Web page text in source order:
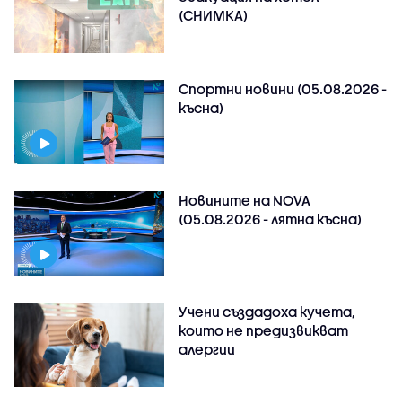
(СНИМКА)
Спортни новини (05.08.2026 -
късна)
Новините на NOVA
(05.08.2026 - лятна късна)
Учени създадоха кучета,
които не предизвикват
алергии